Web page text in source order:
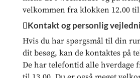
velkommen fra klokken 12.00 til
Kontakt og personlig
Hvis du har spørgsmål til din
dit besøg, kan de kontaktes på
De har telefontid alle hverdage